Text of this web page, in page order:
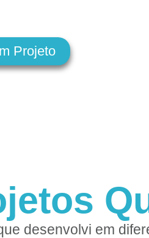
Projeto
desenvolvi em